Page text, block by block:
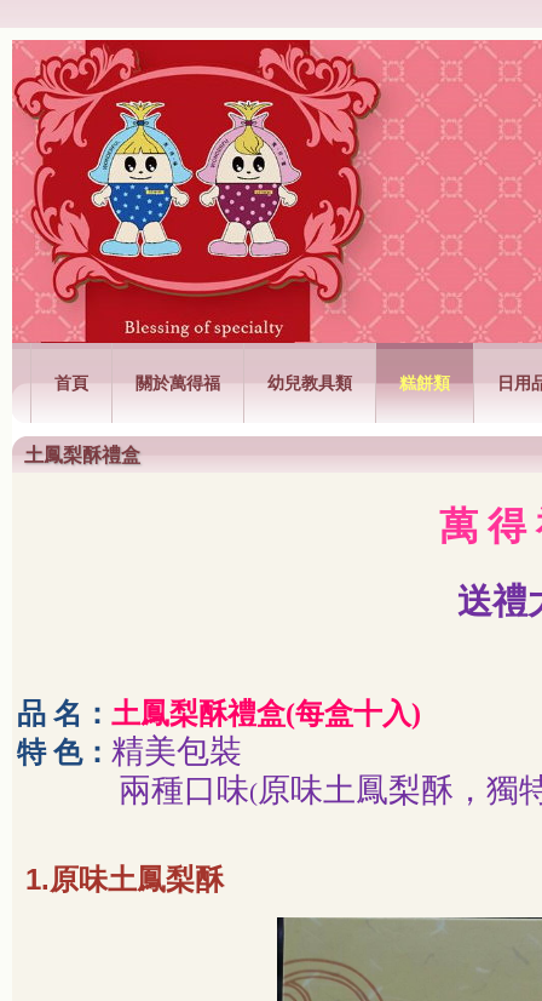
萬得福興業有限公司
首頁 關於萬得福 幼兒教具類 糕餅類 日用
土鳳梨酥禮盒
萬 得
送禮
品 名： 土鳳梨酥禮盒(每盒十入)
特 色： 精美包裝
兩種口味(原味土鳳梨酥，獨
1.原味土鳳梨酥